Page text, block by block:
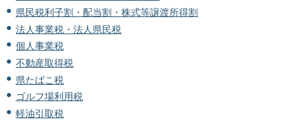
県民税利子割・配当割・株式等譲渡所得割
法人事業税・法人県民税
個人事業税
不動産取得税
県たばこ税
ゴルフ場利用税
軽油引取税